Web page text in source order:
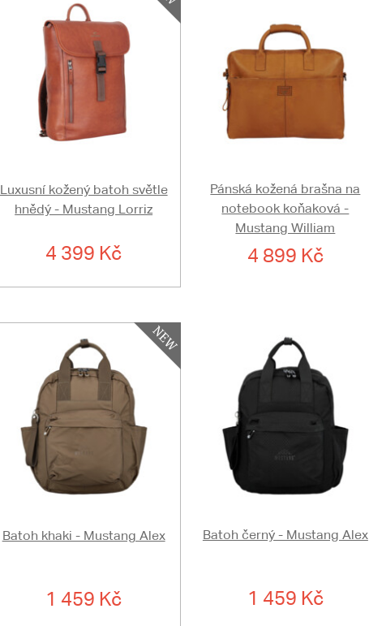
Luxusní kožený batoh světle
hnědý - Mustang Lorriz
4 399 Kč
Pánská kožená brašna na
notebook koňaková -
Mustang William
4 899 Kč
Batoh khaki - Mustang Alex
1 459 Kč
Batoh černý - Mustang Alex
1 459 Kč